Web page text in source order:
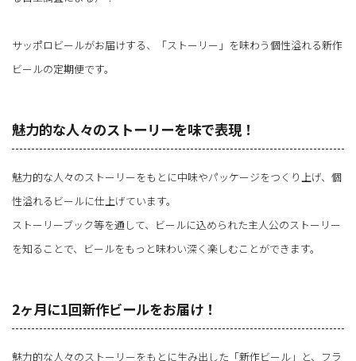
サッポロビールがお届けする、「ストーリー」を味わう個性溢れる新作
ビールの定期便です。
魅力的な人々のストーリーを味で表現！
魅力的な人々のストーリーをもとに中味やパッケージをつくり上げ、個
性溢れるビールに仕上げています。
ストーリーブック等を通して、ビールに込められた主人公のストーリー
を知ることで、ビールをもっと味わい深く楽しむことができます。
2ヶ月に1回新作ビールをお届け！
魅力的な人々のストーリーをもとに生み出した「新作ビール」と、フラ